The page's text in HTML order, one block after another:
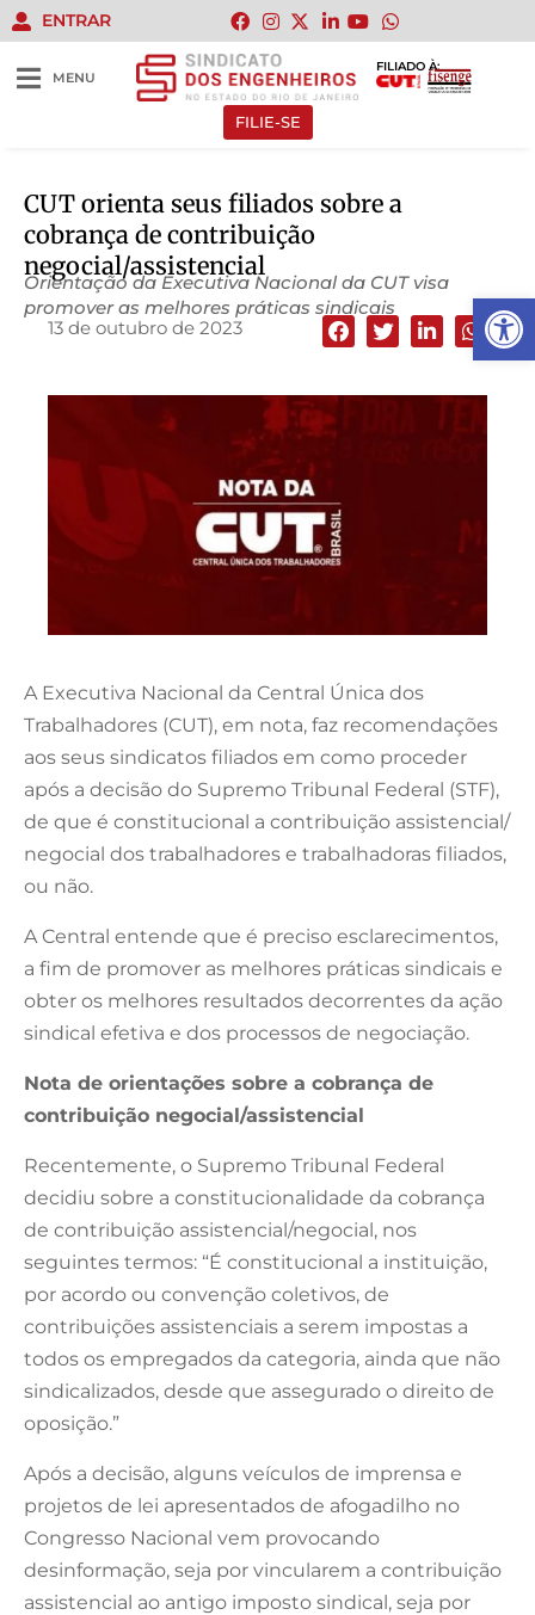
Abrir
ENTRAR
MENU
FILIADO À:
FILIE-SE
CUT orienta seus filiados sobre a
cobrança de contribuição
negocial/assistencial
Orientação da Executiva Nacional da CUT visa
promover as melhores práticas sindicais
13 de outubro de 2023
A Executiva Nacional da Central Única dos
Trabalhadores (CUT), em nota, faz recomendações
aos seus sindicatos filiados em como proceder
após a decisão do Supremo Tribunal Federal (STF),
de que é constitucional a contribuição assistencial/
negocial dos trabalhadores e trabalhadoras filiados,
ou não.
A Central entende que é preciso esclarecimentos,
a fim de promover as melhores práticas sindicais e
obter os melhores resultados decorrentes da ação
sindical efetiva e dos processos de negociação.
Nota de orientações sobre a cobrança de
contribuição negocial/assistencial
Recentemente, o Supremo Tribunal Federal
decidiu sobre a constitucionalidade da cobrança
de contribuição assistencial/negocial, nos
seguintes termos: “É constitucional a instituição,
por acordo ou convenção coletivos, de
contribuições assistenciais a serem impostas a
todos os empregados da categoria, ainda que não
sindicalizados, desde que assegurado o direito de
oposição.”
Após a decisão, alguns veículos de imprensa e
projetos de lei apresentados de afogadilho no
Congresso Nacional vem provocando
desinformação, seja por vincularem a contribuição
assistencial ao antigo imposto sindical, seja por